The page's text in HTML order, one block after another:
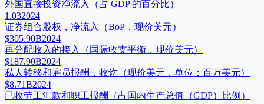
外国直接投资净流入（占 GDP 的百分比）
1.032024
证券组合股权，净流入（BoP，现价美元）
$305.90B2024
再分配收入的接入（国际收支平衡，现价美元）
$187.90B2024
私人转移和雇员报酬，收讫（现价美元，单位：百万美元）
$8.71B2024
已收劳工汇款和职工报酬（占国内生产总值（GDP）比例）